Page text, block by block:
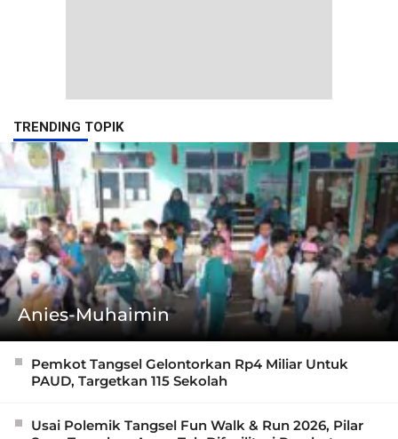
TRENDING TOPIK
Anies-Muhaimin
Pemkot Tangsel Gelontorkan Rp4 Miliar Untuk
PAUD, Targetkan 115 Sekolah
Usai Polemik Tangsel Fun Walk & Run 2026, Pilar